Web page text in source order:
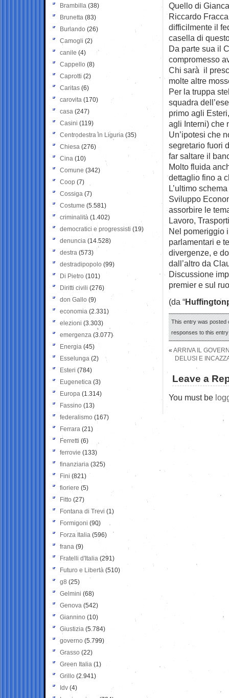
Quello di
Riccardo
difficilmente il
casella di
Da parte sua il
compromesso
Chi sarà il
molte altre
Per la truppa
squadra
primo agli
agli Interni) che
Un’ipotesi che
segretario fuori
far saltare il
Molto fluida
dettaglio fino a
L’ultimo
Sviluppo
assorbire le
Lavoro,
Nel pomeriggio
parlamentari e
divergenze, e
dall’altro da
Discussione
premier e sul
(da “
This entry was posted
responses to this
« ARRIVA IL
DELUSI E
Leave a
You must be
Brambilla (38)
Brunetta (83)
Burlando (26)
Camogli (2)
canile (4)
Cappello (8)
Caprotti (2)
Caritas (6)
carovita (170)
casa (247)
Casini (119)
Centrodestra in Liguria (35)
Chiesa (276)
Cina (10)
Comune (342)
Coop (7)
Cossiga (7)
Costume (5.581)
criminalità (1.402)
democratici e progressisti (19)
denuncia (14.528)
destra (573)
destradipopolo (99)
Di Pietro (101)
Diritti civili (276)
don Gallo (9)
economia (2.331)
elezioni (3.303)
emergenza (3.077)
Energia (45)
Esselunga (2)
Esteri (784)
Eugenetica (3)
Europa (1.314)
Fassino (13)
federalismo (167)
Ferrara (21)
Ferretti (6)
ferrovie (133)
finanziaria (325)
Fini (821)
fioriere (5)
Fitto (27)
Fontana di Trevi (1)
Formigoni (90)
Forza Italia (596)
frana (9)
Fratelli d'Italia (291)
Futuro e Libertà (510)
g8 (25)
Gelmini (68)
Genova (542)
Giannino (10)
Giustizia (5.784)
governo (5.799)
Grasso (22)
Green Italia (1)
Grillo (2.941)
Idv (4)